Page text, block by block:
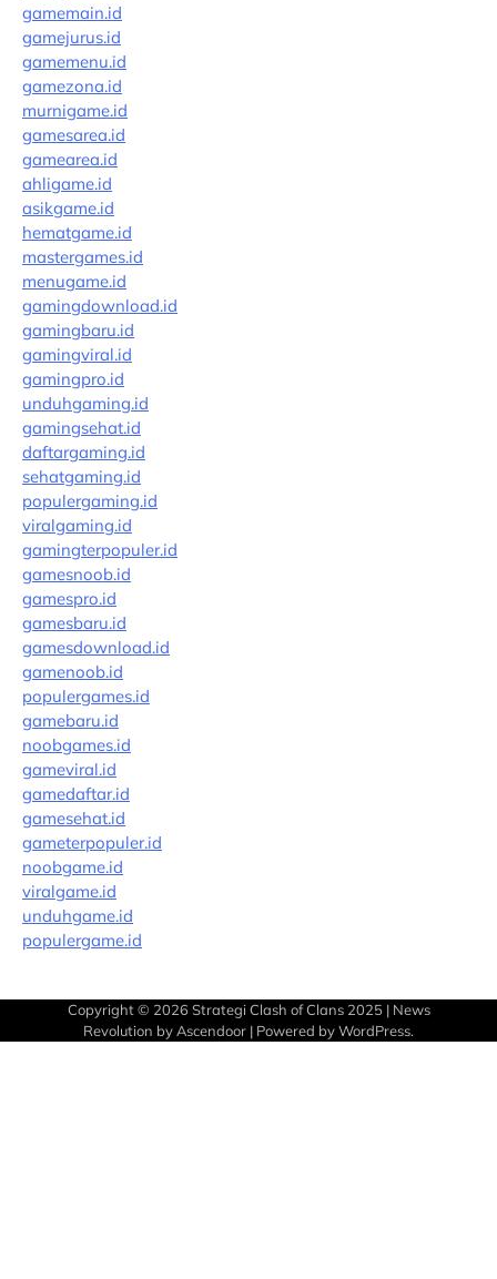
gamemain.id
gamejurus.id
gamemenu.id
gamezona.id
murnigame.id
gamesarea.id
gamearea.id
ahligame.id
asikgame.id
hematgame.id
mastergames.id
menugame.id
gamingdownload.id
gamingbaru.id
gamingviral.id
gamingpro.id
unduhgaming.id
gamingsehat.id
daftargaming.id
sehatgaming.id
populergaming.id
viralgaming.id
gamingterpopuler.id
gamesnoob.id
gamespro.id
gamesbaru.id
gamesdownload.id
gamenoob.id
populergames.id
gamebaru.id
noobgames.id
gameviral.id
gamedaftar.id
gamesehat.id
gameterpopuler.id
noobgame.id
viralgame.id
unduhgame.id
populergame.id
Copyright © 2026 Strategi Clash of Clans 2025| News
Revolution byAscendoor | Powered byWordPress.